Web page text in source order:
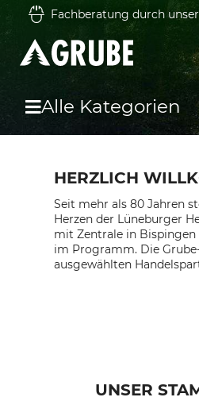
Fachberatung durch
Alle Kategorien
HERZLICH
Seit mehr als 80 Jahren
Herzen der Lüneburger
mit Zentrale in
im Programm. Die
ausgewählten
UNSER